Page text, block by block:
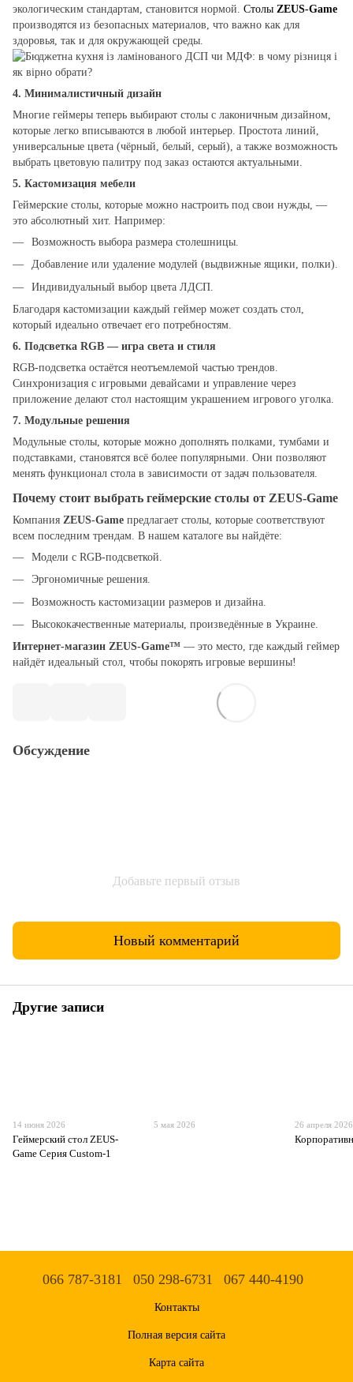
экологическим стандартам, становится нормой. Столы ZEUS-Game
производятся из безопасных материалов, что важно как для
здоровья, так и для окружающей среды.
4. Минималистичный дизайн
Многие геймеры теперь выбирают столы с лаконичным дизайном,
которые легко вписываются в любой интерьер. Простота линий,
универсальные цвета (чёрный, белый, серый), а также возможность
выбрать цветовую палитру под заказ остаются актуальными.
5. Кастомизация мебели
Геймерские столы, которые можно настроить под свои нужды, —
это абсолютный хит. Например:
Возможность выбора размера столешницы.
Добавление или удаление модулей (выдвижные ящики, полки).
Индивидуальный выбор цвета ЛДСП.
Благодаря кастомизации каждый геймер может создать стол,
который идеально отвечает его потребностям.
6. Подсветка RGB — игра света и стиля
RGB-подсветка остаётся неотъемлемой частью трендов.
Синхронизация с игровыми девайсами и управление через
приложение делают стол настоящим украшением игрового уголка.
7. Модульные решения
Модульные столы, которые можно дополнять полками, тумбами и
подставками, становятся всё более популярными. Они позволяют
менять функционал стола в зависимости от задач пользователя.
Почему стоит выбрать геймерские столы от ZEUS-Game
Компания ZEUS-Game предлагает столы, которые соответствуют
всем последним трендам. В нашем каталоге вы найдёте:
Модели с RGB-подсветкой.
Эргономичные решения.
Возможность кастомизации размеров и дизайна.
Высококачественные материалы, произведённые в Украине.
Интернет-магазин ZEUS-Game™ — это место, где каждый геймер
найдёт идеальный стол, чтобы покорять игровые вершины!
Обсуждение
Добавьте первый отзыв
Новый комментарий
Другие записи
14 июня 2026
Геймерский стол ZEUS-
Game Серия Custom-1
5 мая 2026 26 апреля 2026
066 787-3181 050 298-6731 067 440-4190
Контакты
Полная версия сайта
Карта сайта